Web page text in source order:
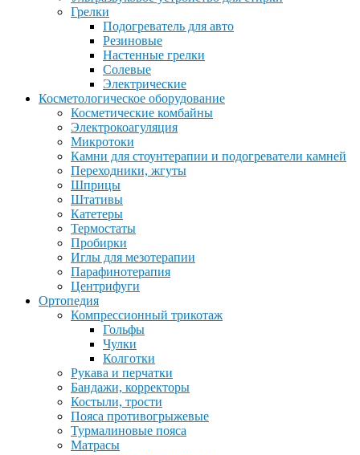
Грелки
Подогреватель для авто
Резиновые
Настенные грелки
Солевые
Электрические
Косметологическое оборудование
Косметические комбайны
Электрокоагуляция
Микротоки
Камни для стоунтерапии и подогреватели камней
Переходники, жгуты
Шприцы
Штативы
Катетеры
Термостаты
Пробирки
Иглы для мезотерапии
Парафинотерапия
Центрифуги
Ортопедия
Компрессионный трикотаж
Гольфы
Чулки
Колготки
Рукава и перчатки
Бандажи, корректоры
Костыли, трости
Пояса противогрыжевые
Турмалиновые пояса
Матрасы